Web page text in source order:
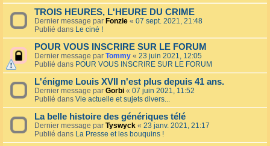
TROIS HEURES, L'HEURE DU CRIME
Dernier message par Fonzie « 07 sept. 2021, 21:48
Publié dans Le ciné !
POUR VOUS INSCRIRE SUR LE FORUM
Dernier message par Tommy « 23 juin 2021, 12:05
Publié dans POUR VOUS INSCRIRE SUR LE FORUM
L'énigme Louis XVII n'est plus depuis 41 ans.
Dernier message par Gorbi « 07 juin 2021, 11:52
Publié dans Vie actuelle et sujets divers...
La belle histoire des génériques télé
Dernier message par Tyswyck « 23 janv. 2021, 21:17
Publié dans La Presse et les bouquins !